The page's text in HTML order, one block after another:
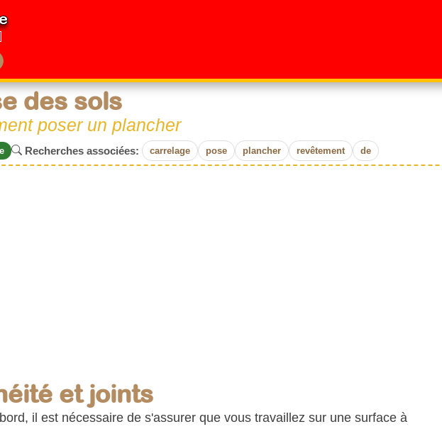
des sols
poser un plancher
Recherches associées: carrelage pose plancher revêtement de
et joints
il est nécessaire de s'assurer que vous travaillez sur une surface à